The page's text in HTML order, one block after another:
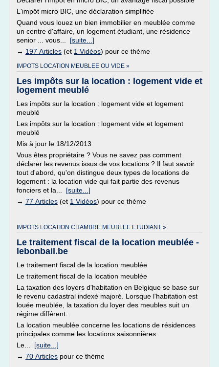
L'impôt micro BIC, une déclaration simplifiée
Quand vous louez un bien immobilier en meublée comme
un centre d'affaire, un logement étudiant, une résidence
senior ... vous... [suite...]
→ 197 Articles (et 1 Vidéos) pour ce thème
IMPOTS LOCATION MEUBLEE OU VIDE »
Les impôts sur la location : logement vide et
logement meublé
Les impôts sur la location : logement vide et logement
meublé
Les impôts sur la location : logement vide et logement
meublé
Mis à jour le 18/12/2013
Vous êtes propriétaire ? Vous ne savez pas comment
déclarer les revenus issus de vos locations ? Il faut savoir
tout d'abord, qu'on distingue deux types de locations de
logement : la location vide qui fait partie des revenus
fonciers et la... [suite...]
→ 77 Articles (et 1 Vidéos) pour ce thème
IMPOTS LOCATION CHAMBRE MEUBLEE ETUDIANT »
Le traitement fiscal de la location meublée -
lebonbail.be
Le traitement fiscal de la location meublée
Le traitement fiscal de la location meublée
La taxation des loyers d'habitation en Belgique se base sur
le revenu cadastral indexé majoré. Lorsque l'habitation est
louée meublée, la taxation du loyer des meubles suit un
régime différent.
La location meublée concerne les locations de résidences
principales comme les locations saisonnières.
Le... [suite...]
→ 70 Articles pour ce thème